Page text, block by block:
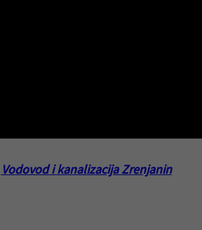
Vodovod i kanalizacija Zrenjanin